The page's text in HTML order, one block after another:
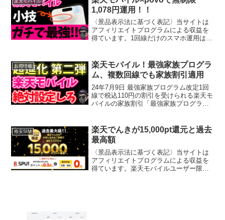
ットまで。この機会を...
楽天モバイル
1,078円運用！！
〈景品表示法に基づく表記〉当サイトは
アフィリエイトプログラムによる収益を
得ています。1回線だけのスマホ運用は危
んか？実はそれ、思わぬリスクを抱えて
います。通信障害やプ...
お得情報
楽天モバイル！最強家族プログラ
ム、複数回線でも家族割引適用
24年7月9日 最強家族プログラム改定1回
線で税込110円の割引を受けられる楽天モ
バイルの家族割引「最強家族プログラ
方も利用できるようになりました。改定
内容家族が...
格安SIM
楽天でんきが15,000pt還元と過去
最高額
〈景品表示法に基づく表記〉当サイトは
アフィリエイトプログラムによる収益を
得ています。楽天モバイルユーザー限定